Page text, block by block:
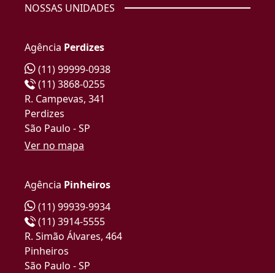
NOSSAS UNIDADES
Agência Perdizes
(11) 99999-0938
(11) 3868-0255
R. Campevas, 341
Perdizes
São Paulo - SP
Ver no mapa
Agência Pinheiros
(11) 99939-9934
(11) 3914-5555
R. Simão Álvares, 464
Pinheiros
São Paulo - SP